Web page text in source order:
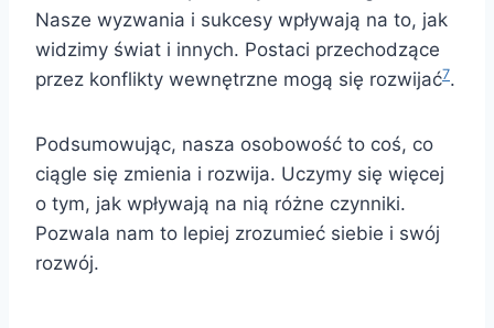
Nasze wyzwania i sukcesy wpływają na to, jak
widzimy świat i innych. Postaci przechodzące
przez konflikty wewnętrzne mogą się rozwijać7.
Podsumowując, nasza osobowość to coś, co
ciągle się zmienia i rozwija. Uczymy się więcej
o tym, jak wpływają na nią różne czynniki.
Pozwala nam to lepiej zrozumieć siebie i swój
rozwój.